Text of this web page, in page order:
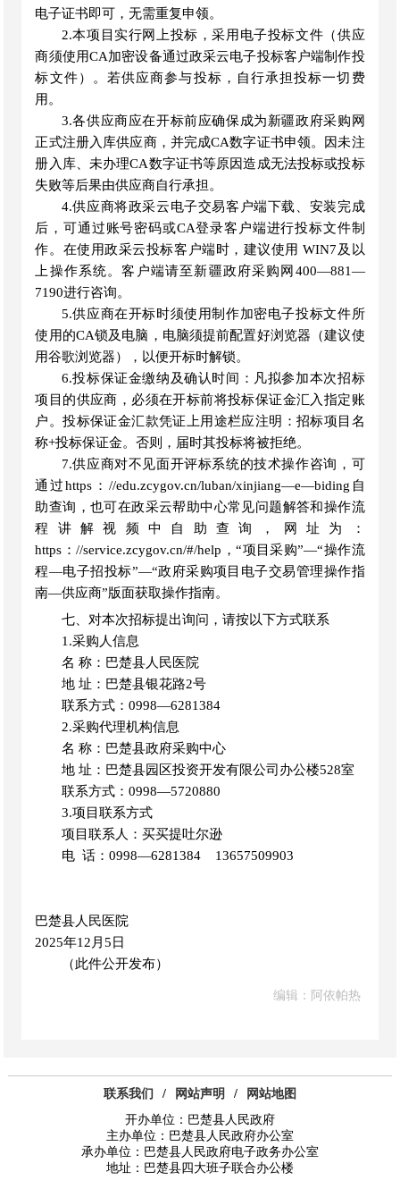
电子证书即可，无需重复申领。
2.本项目实行网上投标，采用电子投标文件 （供应
商须使用CA加密设备通过政采云电子投标客户端制作投
标文件）
。若供应商参与投标，自行承担投标一切费
用。
3.各供应商应在开标前应确保成为新疆政府采购网
正式注册入库供应商，并完成CA数字证书申领。因未注
册入库、未办理CA数字证书等原因造成无法投标或投标
失败等后果由供应商自行承担。
4.供应商将政采云电子交易客户端下载、安装完成
后，可通过账号密码或CA登录客户端进行投标文件制
作。在使用政采云投标客户端时，建议使用 WIN7及以
上操作系统。客户端请至新疆政府采购网400—881—
7190进行咨询。
5.供应商在开标时须使用制作加密电子投标文件所
使用的CA锁及电脑 ， 电脑须提前配置好浏览器 （建议使
用谷歌浏览器）， 以便开标时解锁。
6.投标保证金缴纳及确认时间：凡拟参加本次招标
项目的供应商，必须在开标前将投标保证金汇入指定账
户。投标保证金汇款凭证上用途栏应注明：招标项目名
称+投标保证金。否则，届时其投标将被拒绝。
7.供应商对不见面开评标系统的技术操作咨询，可
通过https：//edu.zcygov.cn/luban/xinjiang—e—biding自
助查询，也可在政采云帮助中心常见问题解答和操作流
程讲解视频中自助查询
，
网址为：
https：//service.zcygov.cn/#/help，“项目采购”—“操作流
程—电子招投标”—“政府采购项目电子交易管理操作指
南—供应商”版面获取操作指南。
七、对本次招标提出询问，请按以下方式联系
1.采购人信息
名 称：巴楚县人民医院
地 址：巴楚县银花路2号
联系方式： 0998—6281384
2.采购代理机构信息
名 称：巴楚县政府采购中心
地 址：巴楚县园区投资开发有限公司办公楼528室
联系方式： 0998—5720880
3.项目联系方式
项目联系人：买买提吐尔逊
电 话： 0998—628138413657509903
巴楚县人民医院
2025年12 月5 日
（此件公开发布）
编辑：阿依帕热
联系我们 / 网站声明 /
网站地图
开办单位：巴楚县人民政府
主办单位：巴楚县人民政府办公室
承办单位：巴楚县人民政府电子政务办公室
地址：巴楚县四大班子联合办公楼